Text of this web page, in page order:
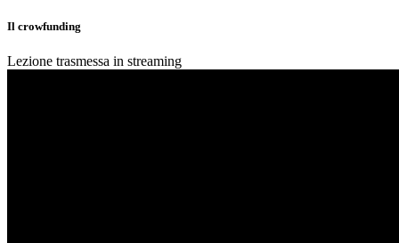
Il crowfunding
Lezione trasmessa in streaming